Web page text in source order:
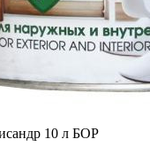
10 л БОР